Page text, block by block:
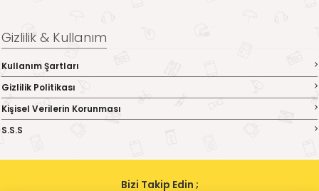
Gizlilik & Kullanım
Kullanım Şartları
Gizlilik Politikası
Kişisel Verilerin Korunması
S.S.S
Bizi Takip Edin ;